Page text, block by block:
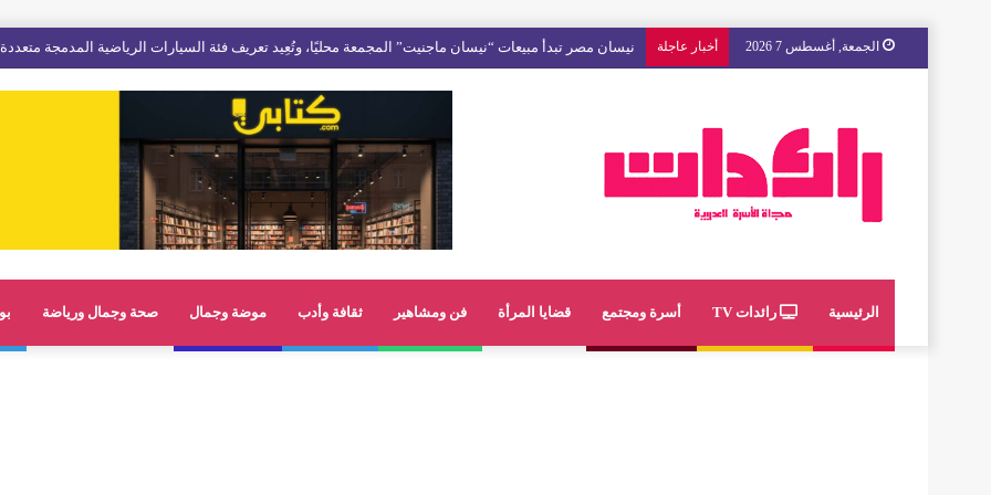
الجمعة, أغسطس 7 2026 أخبار عاجلة مع « The Next Ad » ، إنوي يُسند حملته الإعلانية المقبلة إلى الشباب المغربي
الرئيسية رائدات TV أسرة ومجتمع قضايا المرأة فن ومشاهير ثقافة وأدب موضة وجمال صحة وجمال ورياضة